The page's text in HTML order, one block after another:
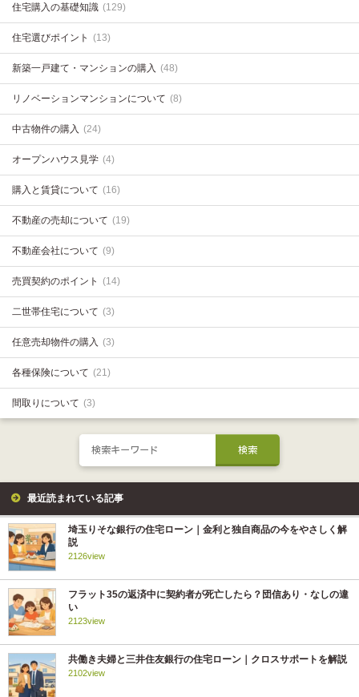
住宅購入の基礎知識 (129)
住宅選びポイント (13)
新築一戸建て・マンションの購入 (48)
リノベーションマンションについて (8)
中古物件の購入 (24)
オープンハウス見学 (4)
購入と賃貸について (16)
不動産の売却について (19)
不動産会社について (9)
売買契約のポイント (14)
二世帯住宅について (3)
任意売却物件の購入 (3)
各種保険について (21)
間取りについて (3)
最近読まれている記事
埼玉りそな銀行の住宅ローン｜金利と独自商品の今をやさしく解
説
2126view
フラット35の返済中に契約者が死亡したら？団信あり・なしの違
い
2123view
共働き夫婦と三井住友銀行の住宅ローン｜クロスサポートを解説
2102view